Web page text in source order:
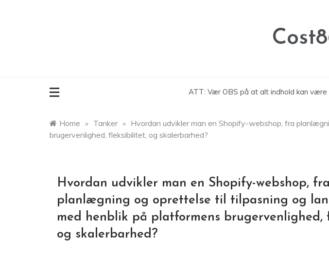
ATT: Vær OBS på at alt indhold kan
Home » Tanker » Hvordan udvikler man en Shopify-webshop, fra
brugervenlighed, fleksibilitet, og skalerbarhed?
Hvordan udvikler man en Shopify-webshop, fra
planlægning og oprettelse til tilpasning og
med henblik på platformens brugervenlighed,
og skalerbarhed?